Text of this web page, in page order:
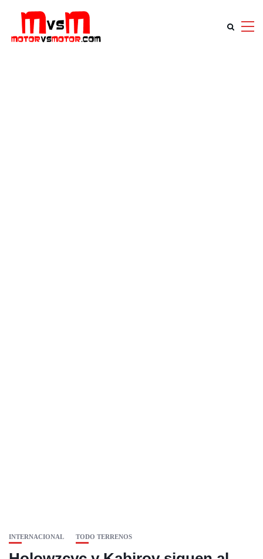
INTERNACIONAL TODO TERRENOS